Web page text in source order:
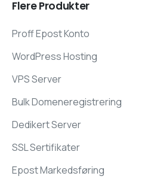
FlereProdukter
Proff Epost Konto
WordPress Hosting
VPS Server
Bulk Domeneregistrering
Dedikert Server
SSL Sertifikater
Epost Markedsføring